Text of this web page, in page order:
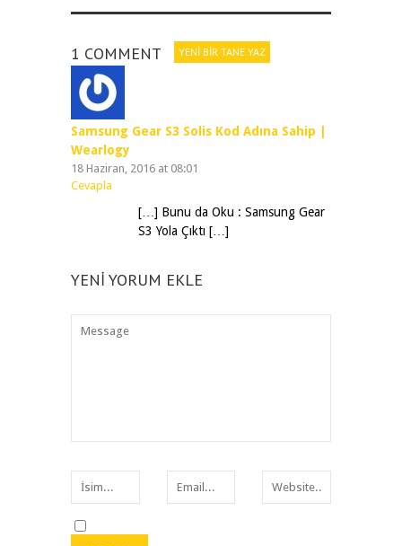
1 COMMENT YENI BIR TANE YAZ
Samsung Gear S3 Solis Kod Adına Sahip |
Wearlogy
18 Haziran, 2016 at 08:01
Cevapla
[…] Bunu da Oku : Samsung Gear
S3 Yola Çıktı […]
YENI YORUM EKLE